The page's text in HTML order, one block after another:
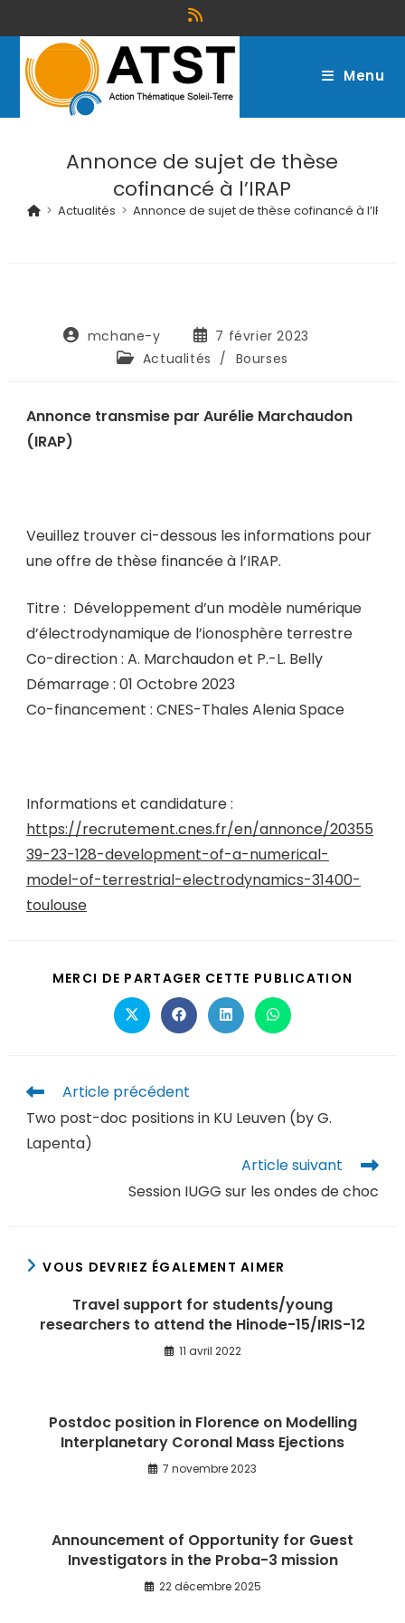
Menu
Annonce de sujet de thèse
cofinancé à l’IRAP
> Actualités > Annonce de sujet de thèse cofinancé à l’IRAP
mchane-y
7 février 2023
Actualités / Bourses
Annonce transmise par Aurélie Marchaudon
(IRAP)
Veuillez trouver ci-dessous les informations pour
une offre de thèse financée à l’IRAP.
Titre : Développement d’un modèle numérique
d’électrodynamique de l’ionosphère terrestre
Co-direction : A. Marchaudon et P.-L. Belly
Démarrage : 01 Octobre 2023
Co-financement : CNES-Thales Alenia Space
Informations et candidature :
https://recrutement.cnes.fr/en/annonce/20355
39-23-128-development-of-a-numerical-
model-of-terrestrial-electrodynamics-31400-
toulouse
MERCI DE PARTAGER CETTE PUBLICATION
Article précédent
Two post-doc positions in KU Leuven (by G.
Lapenta)
Article suivant
Session IUGG sur les ondes de choc
VOUS DEVRIEZ ÉGALEMENT AIMER
Travel support for students/young
researchers to attend the Hinode-15/IRIS-12
11 avril 2022
Postdoc position in Florence on Modelling
Interplanetary Coronal Mass Ejections
7 novembre 2023
Announcement of Opportunity for Guest
Investigators in the Proba-3 mission
22 décembre 2025